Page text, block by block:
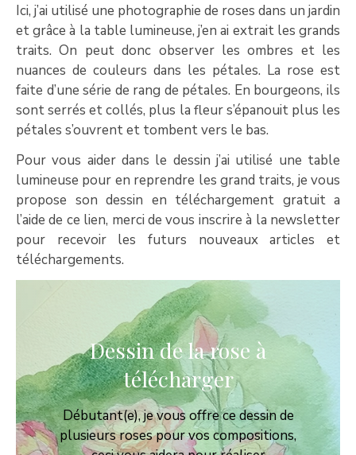
Ici, j’ai utilisé une photographie de roses dans un jardin
et grâce à la table lumineuse, j’en ai extrait les grands
traits. On peut donc observer les ombres et les
nuances de couleurs dans les pétales. La rose est
faite d’une série de rang de pétales. En bourgeons, ils
sont serrés et collés, plus la fleur s’épanouit plus les
pétales s’ouvrent et tombent vers le bas.
Pour vous aider dans le dessin j’ai utilisé une table
lumineuse pour en reprendre les grand traits, je vous
propose son dessin en téléchargement gratuit a
l’aide de ce lien, merci de vous inscrire à la newsletter
pour recevoir les futurs nouveaux articles et
téléchargements.
Dessin de la rose à
télécharger
Débutant(e), je vous offre ce dessin de
plusieurs roses pour vos compositions,